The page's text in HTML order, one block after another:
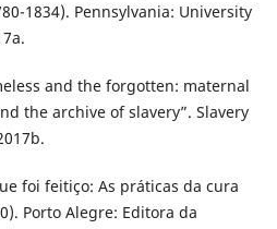
1834). Pennsylvania: University
and the forgotten: maternal
the archive of slavery”. Slavery
foi feitiço: As práticas da cura
Porto Alegre: Editora da